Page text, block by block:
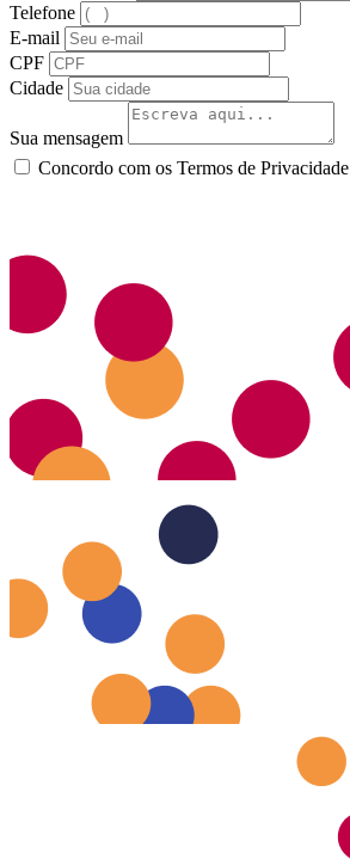
Telefone
E-mail
CPF
Cidade
Sua mensagem
Concordo com os Termos de Privacidade